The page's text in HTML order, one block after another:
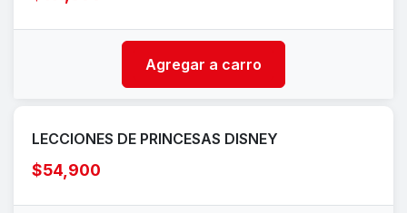
Agregar a carro
LECCIONES DE PRINCESAS DISNEY
$54,900